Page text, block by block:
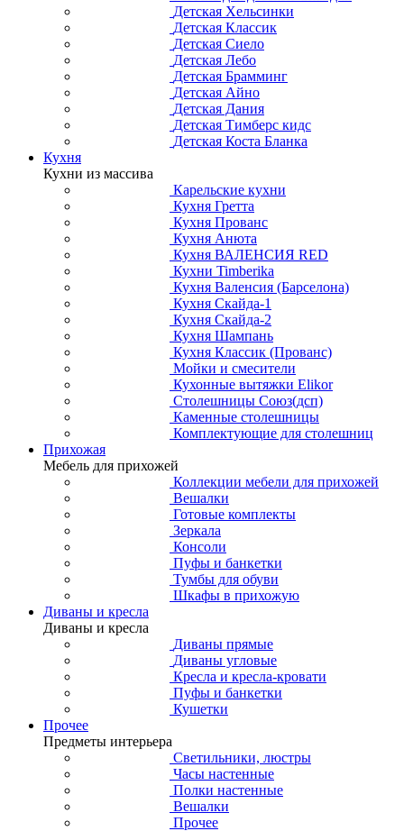
Детская Хельсинки
Детская Классик
Детская Сиело
Детская Лебо
Детская Брамминг
Детская Айно
Детская Дания
Детская Тимберс кидс
Детская Коста Бланка
Кухня
Кухни из массива
Карельские кухни
Кухня Гретта
Кухня Прованс
Кухня Анюта
Кухня ВАЛЕНСИЯ RED
Кухни Timberika
Кухня Валенсия (Барселона)
Кухня Скайда-1
Кухня Скайда-2
Кухня Шампань
Кухня Классик (Прованс)
Мойки и смесители
Кухонные вытяжки Elikor
Столешницы Союз(дсп)
Каменные столешницы
Комплектующие для столешниц
Прихожая
Мебель для прихожей
Коллекции мебели для прихожей
Вешалки
Готовые комплекты
Зеркала
Консоли
Пуфы и банкетки
Тумбы для обуви
Шкафы в прихожую
Диваны и кресла
Диваны и кресла
Диваны прямые
Диваны угловые
Кресла и кресла-кровати
Пуфы и банкетки
Кушетки
Прочее
Предметы интерьера
Светильники, люстры
Часы настенные
Полки настенные
Вешалки
Прочее